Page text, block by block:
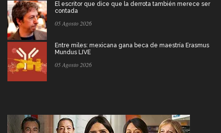
El escritor que dice que la derrota también merece ser
contada
05 Agosto 2026
Entre miles: mexicana gana beca de maestría Erasmus
Mundus LIVE
05 Agosto 2026